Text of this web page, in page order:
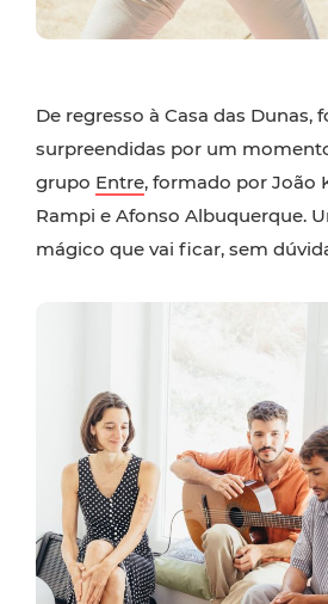
De regresso à Casa das Dunas,
surpreendidas por um
grupo Entre, formado por João
Rampi e Afonso Albuquerque.
mágico que vai ficar, sem